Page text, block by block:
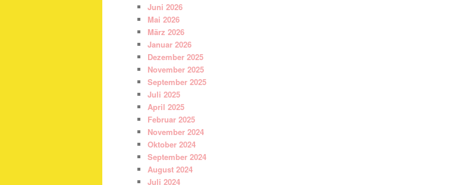
Juni 2026
Mai 2026
März 2026
Januar 2026
Dezember 2025
November 2025
September 2025
Juli 2025
April 2025
Februar 2025
November 2024
Oktober 2024
September 2024
August 2024
Juli 2024